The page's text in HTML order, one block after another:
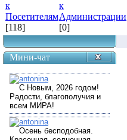
к
Посетителям
[118]
к
Администрации
[0]
Мини-чат